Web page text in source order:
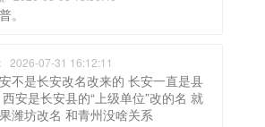
。
2026-07-31 16:12:11
不是长安改名改来的 长安一直是县
安是长安县的“上级单位”改的名 就
潍坊改名 和青州没啥关系